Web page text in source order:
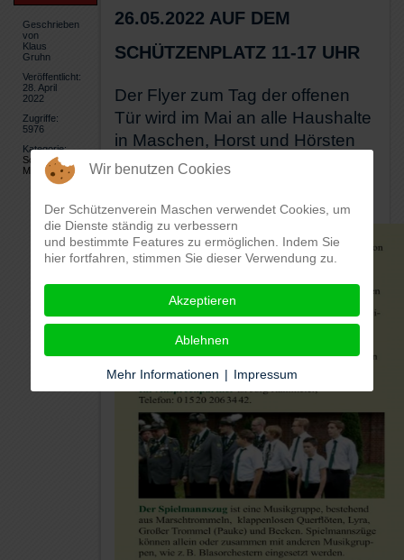
Geschrieben
von
Klaus
Gruhn
Veröffentlicht:
28. April
2022
Zugriffe:
5976
Kategorie:
Schützenverein
Maschen
26.05.2022 AUF DEM
SCHÜTZENPLATZ 11-17 UHR
Der Flyer zum Tag der offenen
Tür wird im Mai an alle Haushalte
in Maschen, Horst und Hörsten
verteilt
Wir benutzen Cookies
Der Schützenverein Maschen verwendet Cookies, um
die Dienste ständig zu verbessern
und bestimmte Features zu ermöglichen. Indem Sie
hier fortfahren, stimmen Sie dieser Verwendung zu.
Akzeptieren
Ablehnen
Mehr Informationen | Impressum